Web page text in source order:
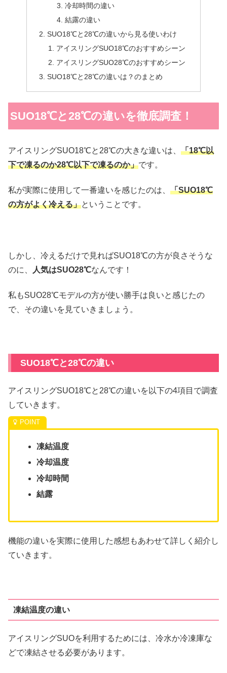
冷却時間の違い
結露の違い
SUO18℃と28℃の違いから見る使いわけ
アイスリングSUO18℃のおすすめシーン
アイスリングSUO28℃のおすすめシーン
SUO18℃と28℃の違いは？のまとめ
SUO18℃と28℃の違いを徹底調査！
アイスリングSUO18℃と28℃の大きな違いは、 「18℃以
下で凍るのか28℃以下で凍るのか」です。
私が実際に使用して一番違いを感じたのは、 「SUO18℃
の方がよく冷える」ということです。
しかし、冷えるだけで見ればSUO18℃の方が良さそうな
のに、
人気はSUO28℃なんです！
私もSUO28℃モデルの方が使い勝手は良いと感じたの
で、その違いを見ていきましょう。
SUO18℃と28℃の違い
アイスリングSUO18℃と28℃の違いを以下の4項目で調査
していきます。
凍結温度
冷却温度
冷却時間
結露
機能の違いを実際に使用した感想もあわせて詳しく紹介し
ていきます。
凍結温度の違い
アイスリングSUOを利用するためには、冷水か冷凍庫な
どで凍結させる必要があります。